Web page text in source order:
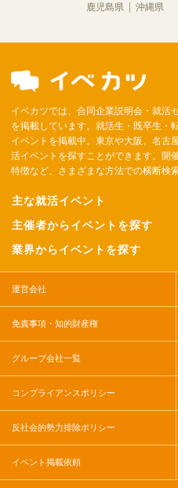
鹿児島県
沖縄県
イベカツでは、合同企業説明会・就活
を掲載しています。就活生・既卒生・
イベントを掲載中。東京や大阪、名古
活イベントを探すことができます。開
特徴など、さまざまな方法での横断検
主な就活イベント
主催者からイベントを探す
業界からイベントを探す
運営会社
免責事項・知的財産権
グループ会社一覧
コンプライアンスポリシー
反社会的勢力排除ポリシー
イベント掲載依頼